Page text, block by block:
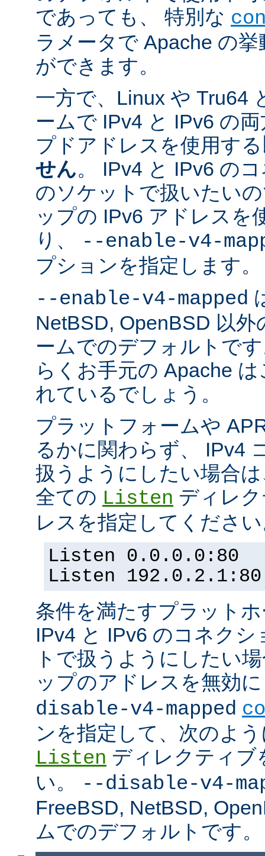
であっても、 特別な
ラメータで Apache の
ができます。
一方で、Linux や Tru64
ームで IPv4 と IPv6 の
プドアドレスを使用する
せん。 IPv4 と IPv6 の
のソケットで扱いたい
ップの IPv6 アドレスを
り、
--enable-v4-
プションを指定します。
--enable-v4-mapped
NetBSD, OpenBSD 以
ームでのデフォルトで
らくお手元の Apache
れているでしょう。
プラットフォームや
るかに関わらず、 IPv4
扱うようにしたい場合
全ての Listen ディレ
レスを指定してくださ
Listen 0.0.0.0:80
Listen 192.0.2.1:80
条件を満たすプラット
IPv4 と IPv6 のコネク
トで扱うようにしたい
ップのアドレスを無効
disable-v4-mapped
ンを指定して、次のよ
Listen ディレクティブ
い。
--disable-v4-
FreeBSD, NetBSD,
ムでのデフォルトです。